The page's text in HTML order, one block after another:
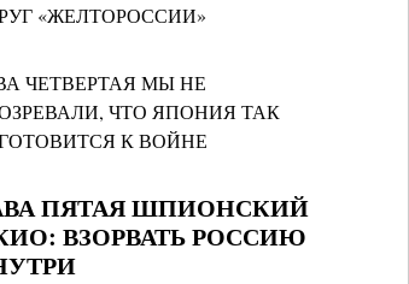
«ЖЕЛТОРОССИИ»
ЧЕТВЕРТАЯ МЫ НЕ
ЧТО ЯПОНИЯ ТАК
К ВОЙНЕ
ПЯТАЯ ШПИОНСКИЙ
ВЗОРВАТЬ РОССИЮ